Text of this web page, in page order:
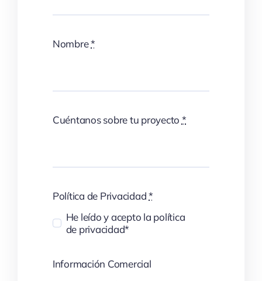
Nombre*
Cuéntanos sobre tu proyecto *
Política de Privacidad*
He leído y acepto la política
de privacidad*
Información Comercial